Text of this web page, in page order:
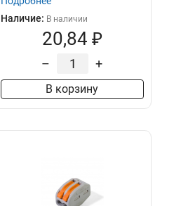
Наличие: В наличии
20,84 ₽
– +
В корзину